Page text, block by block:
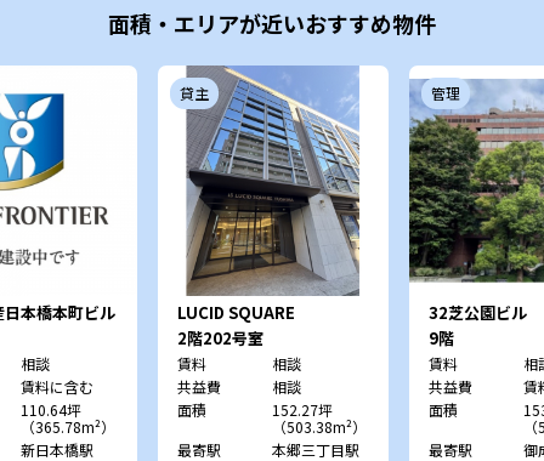
面積・エリアが近いおすすめ物件
本橋本町ビル
相談
賃料に含む
110.64坪
（365.78m²）
新日本橋駅
貸主
LUCID SQUARE
YUSHIMA
2階202号室
賃料
相談
共益費
相談
面積
152.27坪
（503.38m²）
最寄駅
本郷三丁目駅
管理
32芝公園ビル
9階
賃料
相
共益費
賃
面積
最寄駅
御